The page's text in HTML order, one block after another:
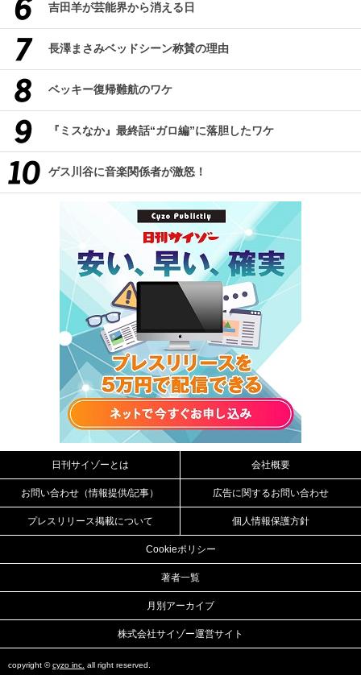
吉田羊が芸能界から消える日
長澤まさみベッドシーン称賛の理由
ベッキー復帰難航のワケ
『ミスなか』最終話“ガロ編”に落胆したワケ
ゲス川谷に音楽関係者が激怒！
日刊サイゾーとは 会社概要
お問い合わせ（情報提供/記事） 広告に関するお問い合わせ
プレスリリース掲載について 個人情報保護方針
Cookieポリシー
著者一覧
月別アーカイブ
株式会社サイゾー運営サイト
copyright ©cyzo inc. all right reserved.